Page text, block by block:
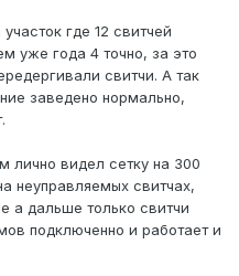
где 12 свитчей
уже года 4 точно, за это
свитчи. А так
заведено нормально,
лично видел сетку на 300
неуправляемых свитчах,
а дальше только свитчи
подключенно и работает и